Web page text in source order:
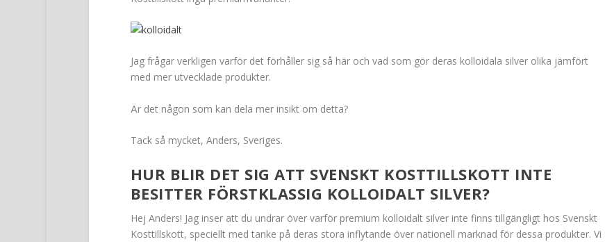
Jag frågar verkligen varför det förhåller sig så här och vad som gör deras kolloidala silver olika jämfört
med mer utvecklade produkter.
Är det någon som kan dela mer insikt om detta?
Tack så mycket, Anders, Sveriges.
HUR BLIR DET SIG ATT SVENSKT KOSTTILLSKOTT INTE
BESITTER FÖRSTKLASSIG KOLLOIDALT SILVER?
Hej Anders! Jag inser att du undrar över varför premium kolloidalt silver inte finns tillgängligt hos Svenskt
Kosttillskott, speciellt med tanke på deras stora inflytande över nationell marknad för dessa produkter. Vi